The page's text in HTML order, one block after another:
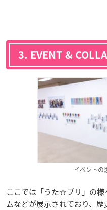
3. EVENT &
イベントの
ここでは「うた☆プリ」の様
ムなどが展示されており、歴